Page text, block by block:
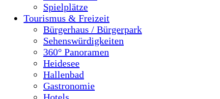
Spielplätze
Tourismus & Freizeit
Bürgerhaus / Bürgerpark
Sehenswürdigkeiten
360° Panoramen
Heidesee
Hallenbad
Gastronomie